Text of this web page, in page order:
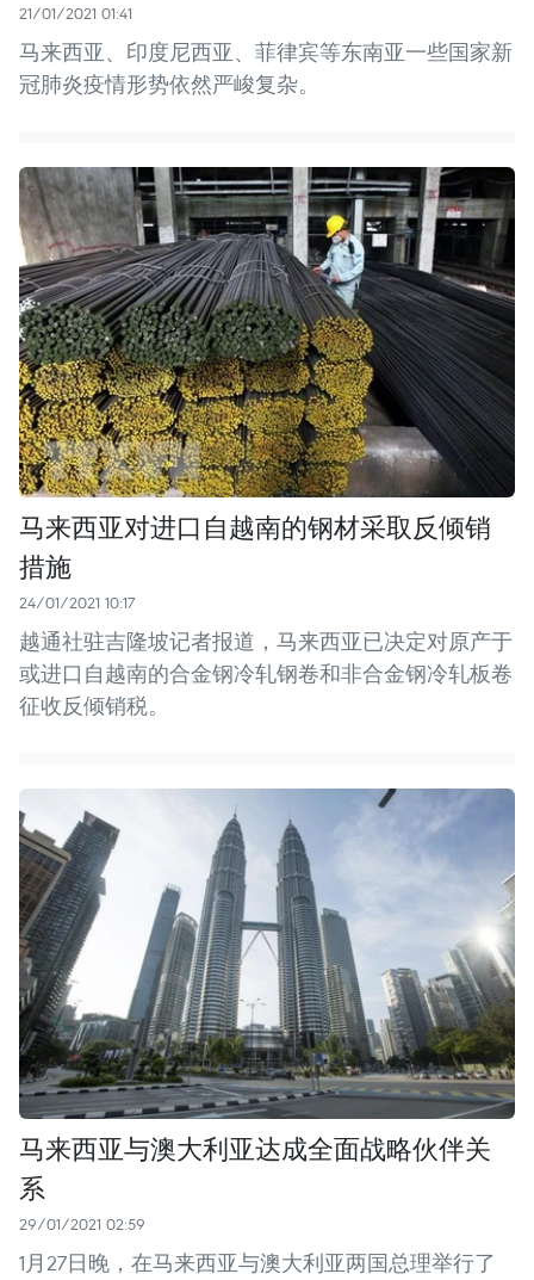
21/01/2021 01:41
马来西亚、印度尼西亚、菲律宾等东南亚一些国家新
冠肺炎疫情形势依然严峻复杂。
马来西亚对进口自越南的钢材采取反倾销
措施
24/01/2021 10:17
越通社驻吉隆坡记者报道，马来西亚已决定对原产于
或进口自越南的合金钢冷轧钢卷和非合金钢冷轧板卷
征收反倾销税。
马来西亚与澳大利亚达成全面战略伙伴关
系
29/01/2021 02:59
1月27日晚，在马来西亚与澳大利亚两国总理举行了